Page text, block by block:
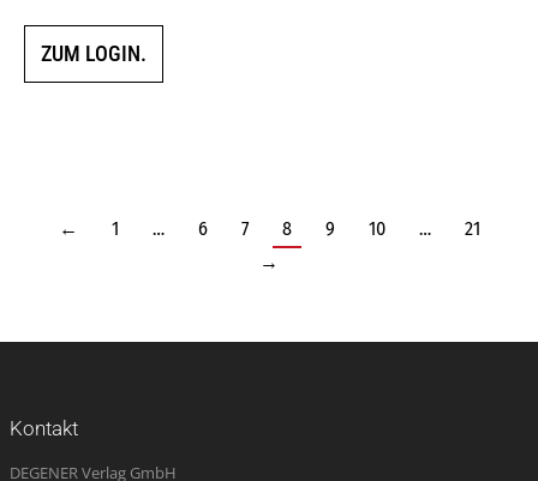
ZUM LOGIN.
← 1 … 6 7 8 9 10 …
21
→
Kontakt
DEGENER Verlag GmbH